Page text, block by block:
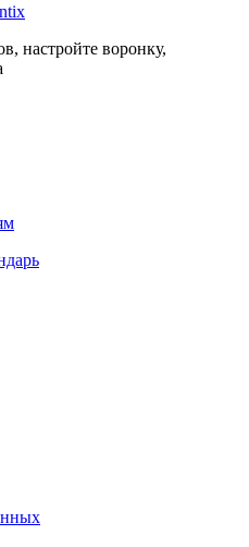
настройте воронку,